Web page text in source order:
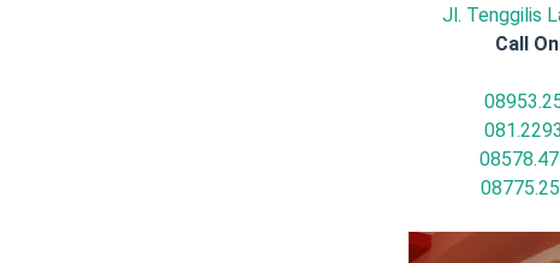
Jl. Tenggilis
Call